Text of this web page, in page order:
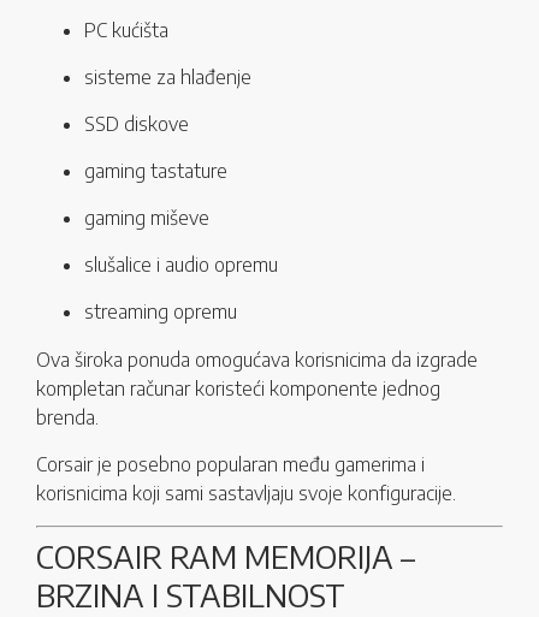
PC kućišta
sisteme za hlađenje
SSD diskove
gaming tastature
gaming miševe
slušalice i audio opremu
streaming opremu
Ova široka ponuda omogućava korisnicima da izgrade
kompletan računar koristeći komponente jednog
brenda.
Corsair je posebno popularan među gamerima i
korisnicima koji sami sastavljaju svoje konfiguracije.
CORSAIR RAM MEMORIJA –
BRZINA I STABILNOST